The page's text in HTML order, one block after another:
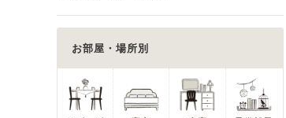
お部屋・場所別